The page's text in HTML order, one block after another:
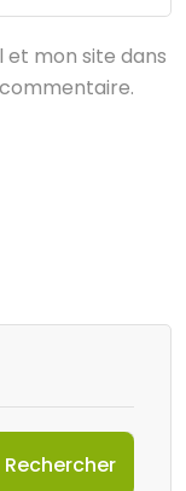
mon site dans
Rechercher